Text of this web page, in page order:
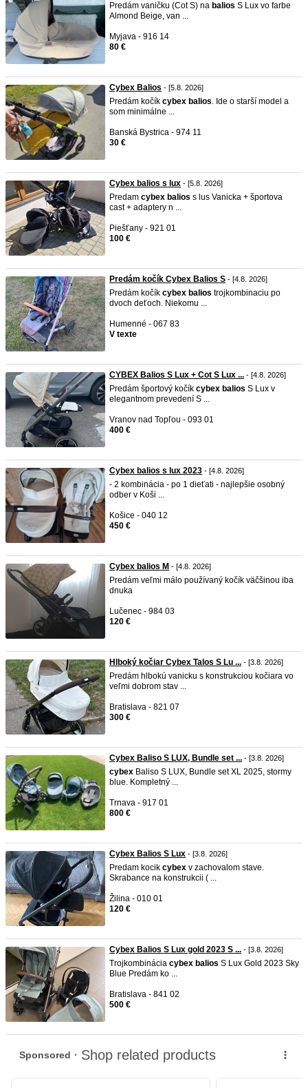
Predám vaničku (Cot S) na balios S Lux vo farbe
Almond Beige, van ...
Myjava - 916 14
80 €
Cybex Balios - [5.8. 2026]
Predám kočík cybex balios. Ide o starší model a
som minimálne ...
Banská Bystrica - 974 11
30 €
Cybex balios s lux - [5.8. 2026]
Predam cybex balios s lus Vanicka + športova
cast + adaptery n ...
Piešťany - 921 01
100 €
Predám kočík Cybex Balios S - [4.8. 2026]
Predám kočík cybex balios trojkombinaciu po
dvoch deťoch. Niekomu ...
Humenné - 067 83
V texte
CYBEX Balios S Lux + Cot S Lux ... - [4.8. 2026]
Predám športový kočík cybex balios S Lux v
elegantnom prevedení S ...
Vranov nad Topľou - 093 01
400 €
Cybex balios s lux 2023 - [4.8. 2026]
- 2 kombinácia - po 1 dieťati - najlepšie osobný
odber v Koši ...
Košice - 040 12
450 €
Cybex balios M - [4.8. 2026]
Predám veľmi málo používaný kočík väčšinou iba
dnuka
Lučenec - 984 03
120 €
Hlboký kočiar Cybex Talos S Lu ... - [3.8. 2026]
Predám hlbokú vanicku s konstrukciou kočiara vo
veľmi dobrom stav ...
Bratislava - 821 07
300 €
Cybex Baliso S LUX, Bundle set ... - [3.8. 2026]
cybex Baliso S LUX, Bundle set XL 2025, stormy
blue. Kompletný ...
Trnava - 917 01
800 €
Cybex Balios S Lux - [3.8. 2026]
Predam kocik cybex v zachovalom stave.
Skrabance na konstrukcii ( ...
Žilina - 010 01
120 €
Cybex Balios S Lux gold 2023 S ... - [3.8. 2026]
Trojkombinácia cybex balios S Lux Gold 2023 Sky
Blue Predám ko ...
Bratislava - 841 02
500 €